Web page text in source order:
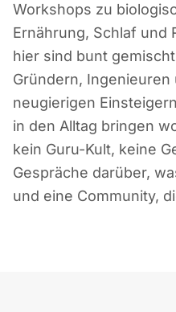
Workshops zu
Ernährung, Schlaf und
hier sind bunt
Gründern, Ingenieuren
neugierigen
in den Alltag bringen
kein Guru-Kult, keine
Gespräche darüber,
und eine Community,